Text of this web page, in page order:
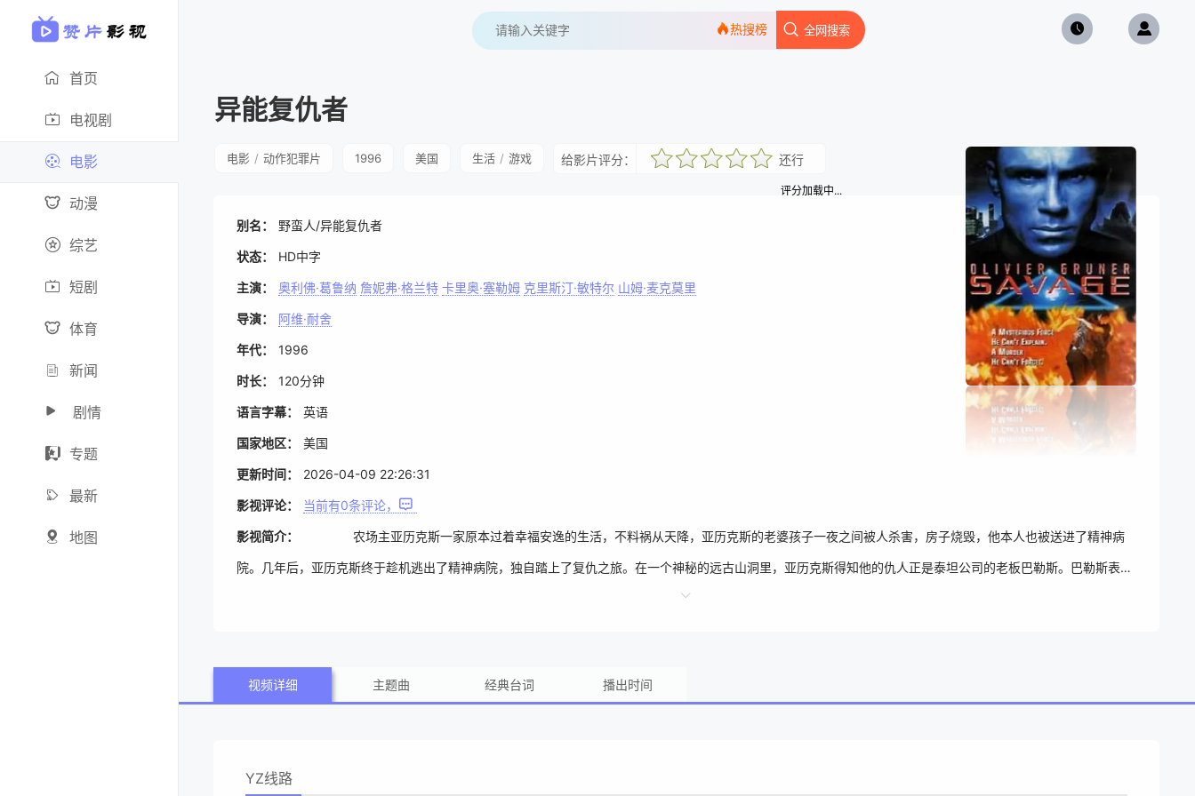
首页
电视剧
电影
动漫
综艺
短剧
体育
新闻
剧情
专题
最新
地图
全网搜索
热搜榜
评分加载中...
异能复仇者
电影 / 动作犯罪片 1996 美国 生活 / 游戏 给影片评分：
很差较差还行 推荐力荐 还行
别名： 野蛮人/异能复仇者
状态： HD中字
主演： 奥利佛·葛鲁纳 詹妮弗·格兰特 卡里奥·塞勒姆 克里斯汀·敏特尔 山姆·麦克莫里
导演： 阿维·耐舍
年代： 1996
时长： 120分钟
语言字幕： 英语
国家地区： 美国
更新时间： 2026-04-09 22:26:31
影视评论： 当前有0条评论，
影视简介： 农场主亚历克斯一家原本过着幸福安逸的生活，不料祸从天降，亚历克斯的老婆孩子一夜之间被人杀害，房子烧毁，他本人也被送进了精神病
院。几年后，亚历克斯终于趁机逃出了精神病院，独自踏上了复仇之旅。在一个神秘的远古山洞里，亚历克斯得知他的仇人正是泰坦公司的老板巴勒斯。巴勒斯表面
上为消费者设计和制作游戏，实则在钻研远古人类克罗马农人留下的神秘机器，妄图解开永生的秘密。为了阻止亚历克斯的复仇计划，巴勒斯派出了众多打手，想致
视频详细 主题曲 经典台词 播出时间
YZ线路